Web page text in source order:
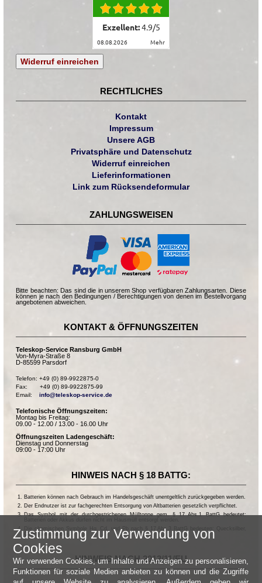
Exzellent:4.9/5
08.08.2026 mehr
Widerruf einreichen
RECHTLICHES
Kontakt
Impressum
Unsere AGB
Privatsphäre und Datenschutz
Widerruf einreichen
Lieferinformationen
Link zum Rücksendeformular
ZAHLUNGSWEISEN
Bitte beachten: Das sind die in unserem Shop verfügbaren Zahlungsarten. Diese
können je nach den Bedingungen / Berechtigungen von denen im Bestellvorgang
angebotenen abweichen.
KONTAKT & ÖFFNUNGSZEITEN
Teleskop-Service Ransburg GmbH
Von-Myra-Straße 8
D-85599 Parsdorf
Telefon: +49 (0) 89-9922875-0
Fax:       +49 (0) 89-9922875-99
Email: info@teleskop-service.de
Telefonische Öffnungszeiten:
Montag bis Freitag:
09.00 - 12.00 / 13.00 - 16.00 Uhr
Öffnungszeiten Ladengeschäft:
Dienstag und Donnerstag
09:00 - 17:00 Uhr
HINWEIS NACH § 18 BATTG:
Batterien können nach Gebrauch im Handelsgeschäft unentgeltlich zurückgegeben werden.
Der Endnutzer ist zur fachgerechten Entsorgung von Altbatterien gesetzlich verpflichtet.
Das Symbol mit der durchgestrichenen Mülltonne gem. § 17 Abs.1 BattG bedeutet:
Die chemischen Symbole Hg, Cd, und Pb nach § 17 Abs.3 BattG bedeuten: Quecksilber,
Cadmium und Blei.
HINWEIS NACH 2013/11/EU
Zustimmung zur Verwendung von
Cookies
Wir verwenden Cookies, um Inhalte und Anzeigen zu personalisieren,
Funktionen für soziale Medien anbieten zu können und die Zugriffe